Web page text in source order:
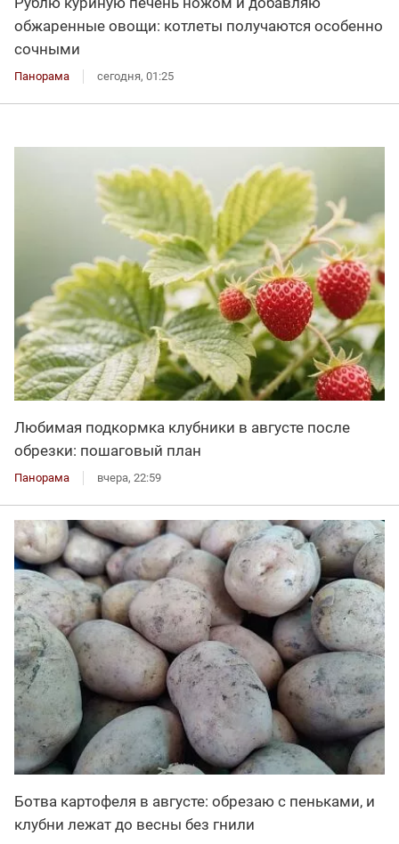
обжаренные овощи: котлеты получаются особенно
сочными
Панорама сегодня, 01:25
Любимая подкормка клубники в августе после
обрезки: пошаговый план
Панорама вчера, 22:59
Ботва картофеля в августе: обрезаю с пеньками, и
клубни лежат до весны без гнили